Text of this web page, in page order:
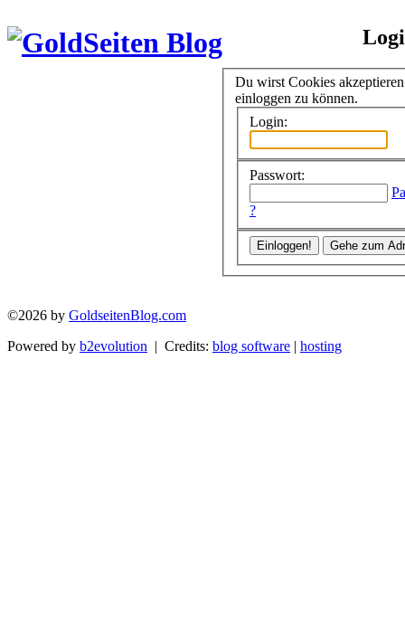
Du wirst Cookies
einloggen zu können.
Login:
Passwort:
?
©2026 by GoldseitenBlog.com
Powered by b2evolution | Credits: blog software | hosting